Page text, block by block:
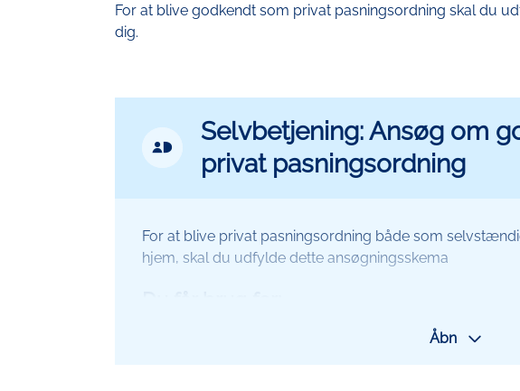
For at blive godkendt som privat pasningsordning skal du
dig.
MitId
Ikon
Selvbetjening: Ansøg om
privat pasningsordning
Åbn
For at blive privat pasningsordning både som
hjem, skal du udfylde dette ansøgningsskema